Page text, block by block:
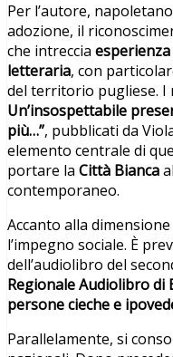
Per l’autore,
adozione, il
che intreccia
letteraria, con
del territorio pugliese. I
Un’insospettabile
più…”, pubblicati da
elemento centrale di
portare la Città Bianca
contemporaneo.
Accanto alla
l’impegno sociale. È
dell’audiolibro del
Regionale Audiolibro di
persone cieche e
Parallelamente, si